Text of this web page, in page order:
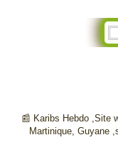
📰 Karibs Hebdo ,Site
Martinique, Guyane